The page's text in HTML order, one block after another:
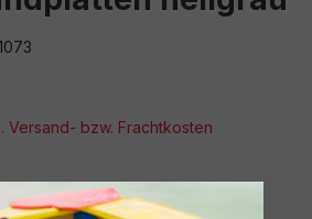
Versand- bzw. Frachtkosten
grau hellgrau